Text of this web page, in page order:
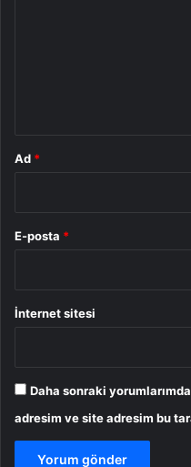
Ad *
E-posta *
İnternet sitesi
Daha sonraki
adresim ve site adresim bu